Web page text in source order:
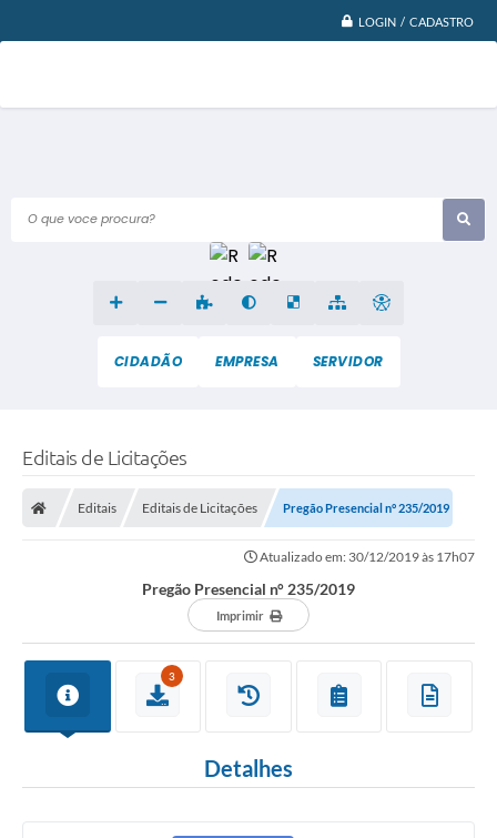
LOGIN / CADASTRO
O que voce procura?
CIDADÃO EMPRESA SERVIDOR
Editais de Licitações
Editais Editais de Licitações Pregão Presencial n° 235/2019
Atualizado em: 30/12/2019 às 17h07
Pregão Presencial n° 235/2019
Imprimir
3
Detalhes